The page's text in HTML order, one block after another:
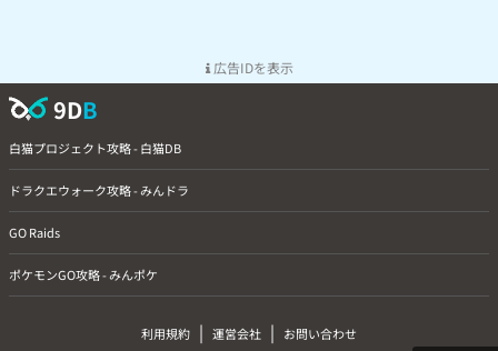
広告IDを表示
9DB
白猫プロジェクト攻略 - 白猫DB
ドラクエウォーク攻略 - みんドラ
GO Raids
ポケモンGO攻略 - みんポケ
利用規約 | 運営会社 | お問い合わせ